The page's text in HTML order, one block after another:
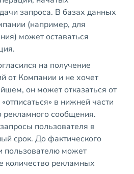
запроса. В базах данных
(например, для
может оставаться
на получение
от Компании и не хочет
он может отказаться от
в нижней части
рекламного сообщения.
пользователя в
срок. До фактического
пользователю может
количество рекламных